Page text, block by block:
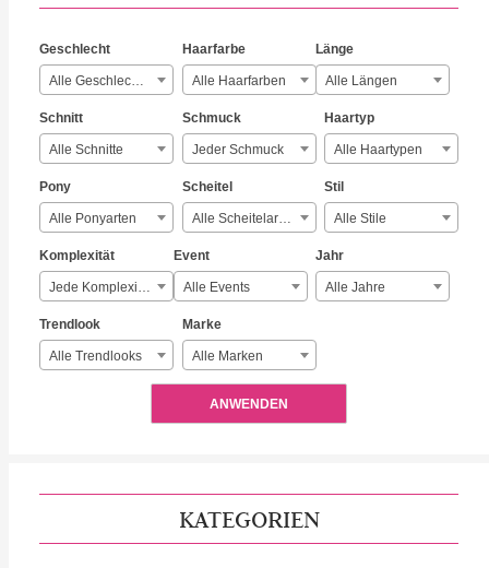
Geschlecht
Alle Geschlechter
Haarfarbe
Alle Haarfarben
Länge
Alle Längen
Schnitt
Alle Schnitte
Schmuck
Jeder Schmuck
Haartyp
Alle Haartypen
Pony
Alle Ponyarten
Scheitel
Alle Scheitelarten
Stil
Alle Stile
Komplexität
Jede Komplexität
Event
Alle Events
Jahr
Alle Jahre
Trendlook
Alle Trendlooks
Marke
Alle Marken
ANWENDEN
KATEGORIEN